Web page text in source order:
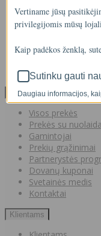
NEMOKAMI
Privatumo politika
NAUJIENOS
Informacija pagal
Klientų aptarnavimas
Visos prekės
Prekės su nuolaida
Gamintojai
Prekių grąžinimai
Partnerystės
Dovanų kuponai
Svetainės medis
Kontaktai
Klientams
Vertiname jūsų
privilegijomis mūsų
Kaip padėkos ženklą,
Sutinku gauti
Daugiau informacijos,